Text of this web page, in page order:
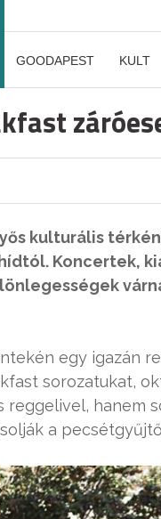
GOODAPEST KULT
kulturális
Koncertek,
egy igazán
sorozatukat,
reggelivel, hanem
a